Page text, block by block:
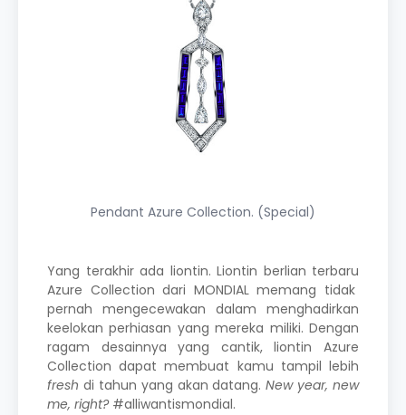
Pendant Azure Collection. (Special)
Yang terakhir ada liontin. Liontin berlian terbaru
Azure Collection dari MONDIAL memang tidak
pernah mengecewakan dalam menghadirkan
keelokan perhiasan yang mereka miliki. Dengan
ragam desainnya yang cantik, liontin Azure
Collection dapat membuat kamu tampil lebih
fresh di tahun yang akan datang.New year, new
me, right? #alliwantismondial.